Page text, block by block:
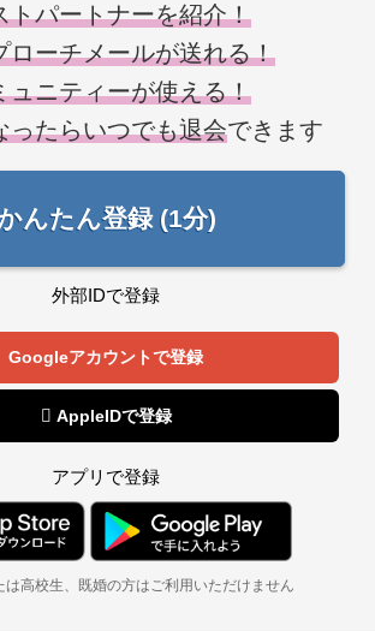
トパートナーを紹介！
ローチメールが送れる！
ュニティーが使える！
ったらいつでも退会できます
んたん登録 (1分)
外部IDで登録
Googleアカウントで登録
 AppleIDで登録
アプリで登録
は高校生、既婚の方はご利用いただけません